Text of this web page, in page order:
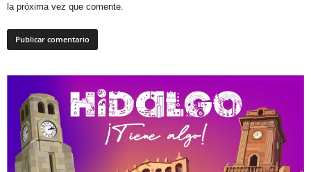
la próxima vez que comente.